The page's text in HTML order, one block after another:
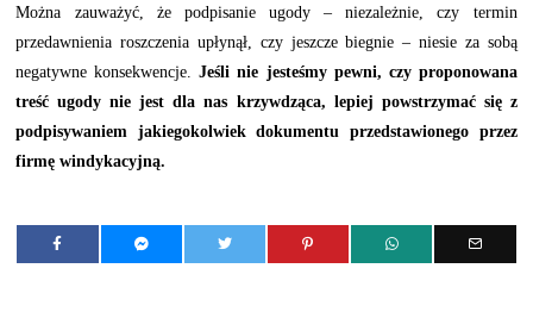
Można zauważyć, że podpisanie ugody – niezależnie, czy termin
przedawnienia roszczenia upłynął, czy jeszcze biegnie – niesie za sobą
negatywne konsekwencje.Jeśli nie jesteśmy pewni, czy proponowana
treść ugody nie jest dla nas krzywdząca, lepiej powstrzymać się z
podpisywaniem jakiegokolwiek dokumentu przedstawionego przez
firmę windykacyjną.